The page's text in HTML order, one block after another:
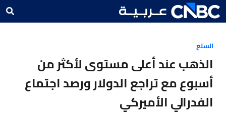
السلع
الذهب عند أعلى مستوى لأكثر من
أسبوع مع تراجع الدولار ورصد اجتماع
الفدرالي الأميركي